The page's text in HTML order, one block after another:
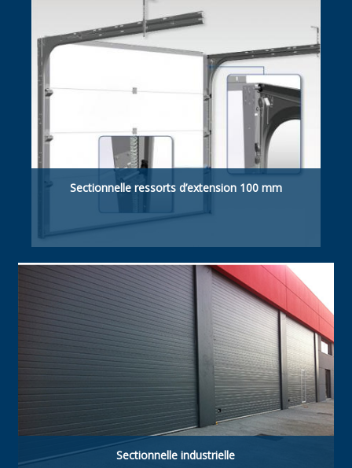
Sectionnelle ressorts d’extension 100 mm
Retombée de linteau suffisante 100 mm
manuelle / motorisée.
Sectionnelle industrielle